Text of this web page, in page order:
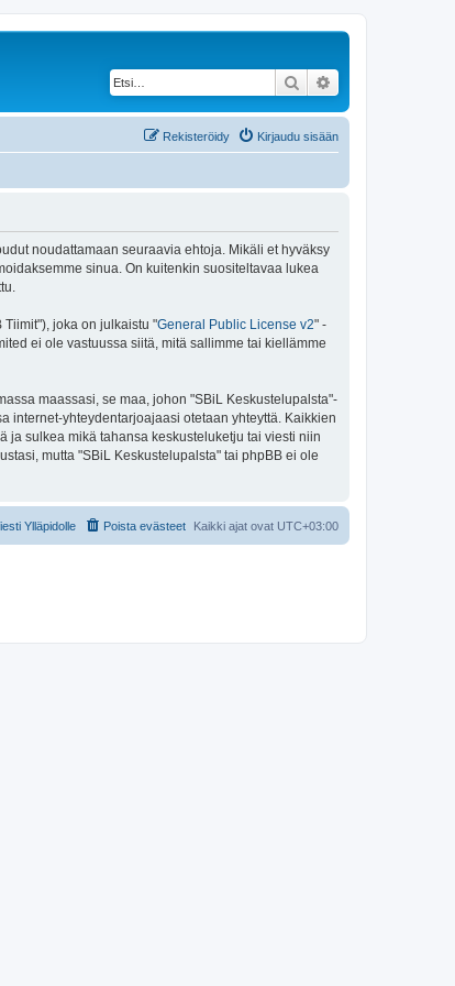
Etsi
Kirjaudu sisään
Rekisteröidy
noudattamaan seuraavia ehtoja. Mikäli et hyväksy
sinua. On kuitenkin suositeltavaa lukea
joka on julkaistu "General Public License v2" -
ei ole vastuussa siitä, mitä sallimme tai kiellämme
maassasi, se maa, johon "SBiL Keskustelupalsta"-
internet-yhteydentarjoajaasi otetaan yhteyttä. Kaikkien
ja sulkea mikä tahansa keskusteluketju tai viesti niin
mutta "SBiL Keskustelupalsta" tai phpBB ei ole
Kaikki ajat ovat UTC+03:00
Poista evästeet
Ylläpidolle